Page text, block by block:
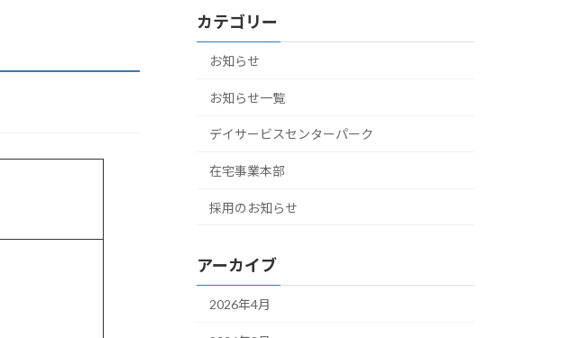
カテゴリー
お知らせ
お知らせ一覧
デイサービスセンターパーク
在宅事業本部
採用のお知らせ
アーカイブ
2026年4月